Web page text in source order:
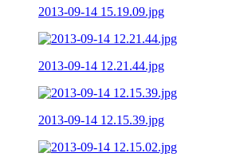
2013-09-14 15.19.09.jpg
2013-09-14 12.21.44.jpg
2013-09-14 12.15.39.jpg